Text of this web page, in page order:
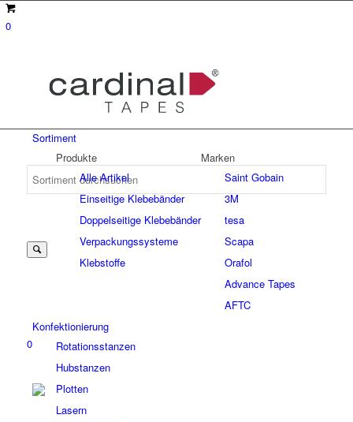
0
0
Sortiment
Produkte
Alle Artikel
Einseitige Klebebänder
Doppelseitige Klebebänder
Verpackungssysteme
Klebstoffe
Marken
Saint Gobain
3M
tesa
Scapa
Orafol
Advance Tapes
AFTC
Konfektionierung
Rotationsstanzen
Hubstanzen
Plotten
Lasern